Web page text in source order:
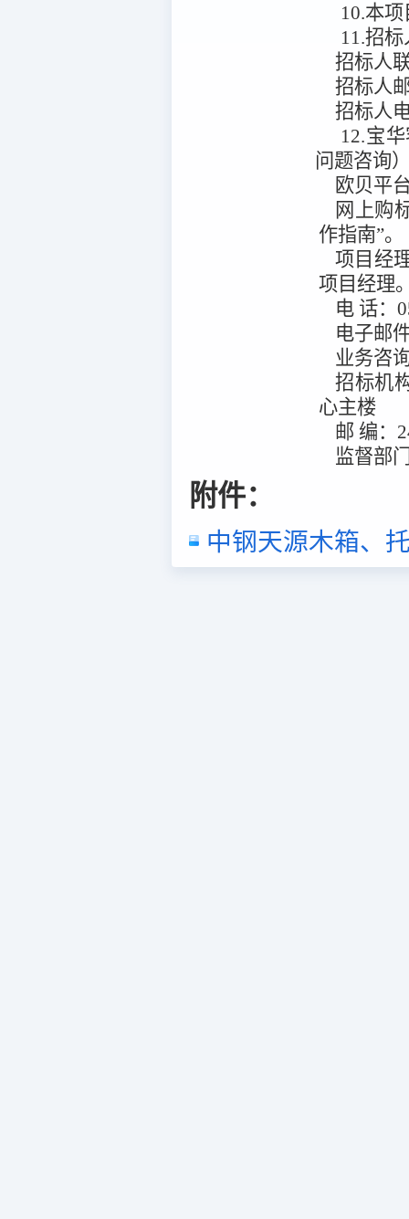
10.本项
11.招
招标人
招标人
招标人
12.宝
问题咨询
欧贝平
网上购
作指南”。
项目经
项目经理
电 话：
电子邮
业务咨
招标机
心主楼
邮 编：
监督部
附件：
中钢天源木箱、